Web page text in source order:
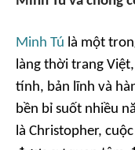
Minh Tú là một
làng thời trang
tính, bản lĩnh và
bền bỉ suốt nhiều
là Christopher,